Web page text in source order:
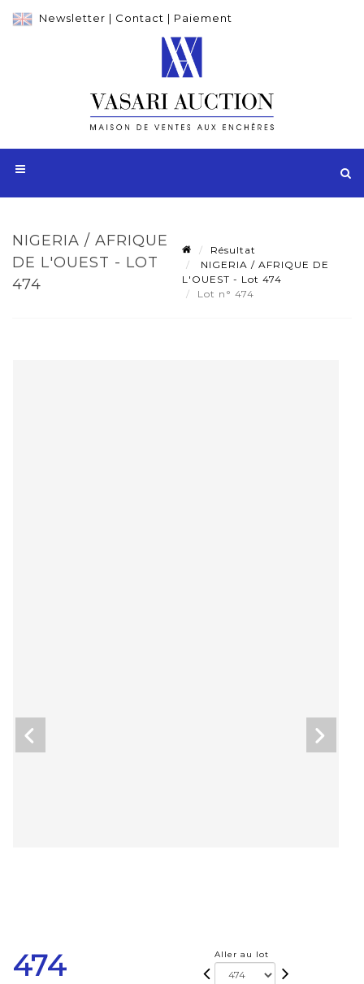
Newsletter | Contact | Paiement
NIGERIA / AFRIQUE
DE L'OUEST - LOT
474
Résultat
NIGERIA / AFRIQUE DE
L'OUEST - Lot 474
Lot n° 474
474 Aller au lot